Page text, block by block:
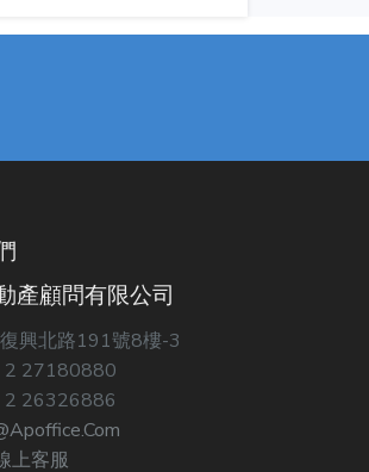
產顧問有限公司
興北路191號8樓-3
2 27180880
2 26326886
上客服